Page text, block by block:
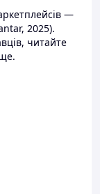
—
2025).
читайте